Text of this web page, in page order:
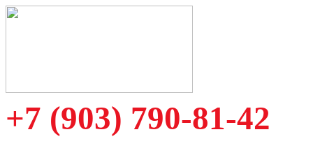
+7 (903) 790-81-42